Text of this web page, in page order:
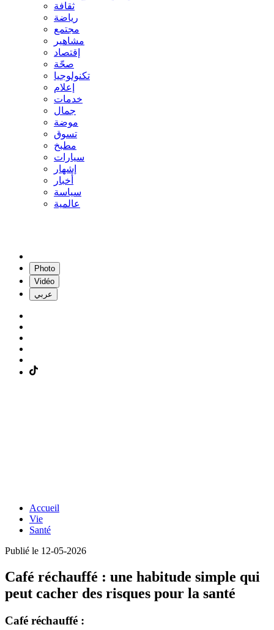
ثقافة
رياضة
مجتمع
مشاهير
إقتصاد
صحّة
تكنولوجيا
إعلام
خدمات
جمال
موضة
تسوق
مطبخ
سيارات
إشهار
أخبار
سياسة
عالمية
Photo
Vidéo
عربي
Accueil
Vie
Santé
Publié le 12-05-2026
Café réchauffé : une habitude simple qui
peut cacher des risques pour la santé
Café réchauffé :